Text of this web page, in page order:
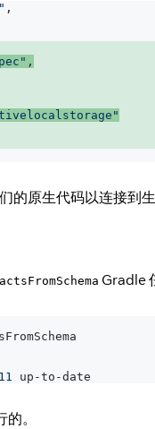
,
,
的原生代码以连接到
Gradle
11 up-to-date
。